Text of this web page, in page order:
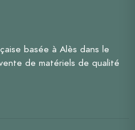
basée à Alès dans le
de matériels de qualité